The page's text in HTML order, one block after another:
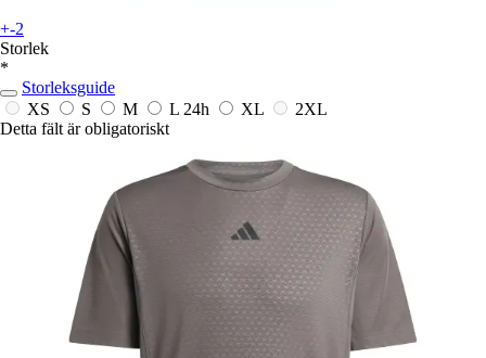
+-2
Storlek
*
Storleksguide
XS
S M L 24h XL
2XL
Detta fält är obligatoriskt